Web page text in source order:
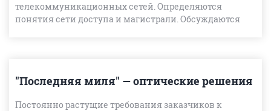
телекоммуникационных сетей. Определяются
понятия сети доступа и магистрали. Обсуждаются
"Последняя миля" — оптические решения
Постоянно растущие требования заказчиков к